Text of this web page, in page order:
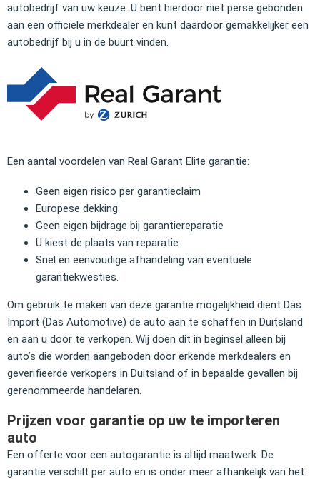
autobedrijf van uw keuze. U bent hierdoor niet perse gebonden
aan een officiële merkdealer en kunt daardoor gemakkelijker een
autobedrijf bij u in de buurt vinden.
Een aantal voordelen van Real Garant Elite garantie:
Geen eigen risico per garantieclaim
Europese dekking
Geen eigen bijdrage bij garantiereparatie
U kiest de plaats van reparatie
Snel en eenvoudige afhandeling van eventuele
garantiekwesties.
Om gebruik te maken van deze garantie mogelijkheid dient Das
Import (Das Automotive) de auto aan te schaffen in Duitsland
en aan u door te verkopen. Wij doen dit in beginsel alleen bij
auto’s die worden aangeboden door erkende merkdealers en
geverifieerde verkopers in Duitsland of in bepaalde gevallen bij
gerenommeerde handelaren.
Prijzen voor garantie op uw te importeren
auto
Een offerte voor een autogarantie is altijd maatwerk. De
garantie verschilt per auto en is onder meer afhankelijk van het